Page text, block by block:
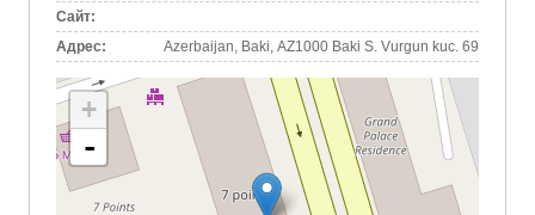
Сайт:
Адрес:
Azerbaijan, Baki, AZ1000 Baki S. Vurgun kuc. 69
+
-